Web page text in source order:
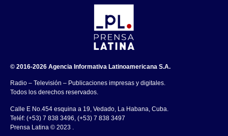
© 2016-2026 Agencia Informativa Latinoamericana S.A.
Radio – Televisión – Publicaciones impresas y digitales.
Todos los derechos reservados.
Calle E No.454 esquina a 19, Vedado, La Habana, Cuba.
Teléf: (+53) 7 838 3496, (+53) 7 838 3497
Prensa Latina © 2023 .